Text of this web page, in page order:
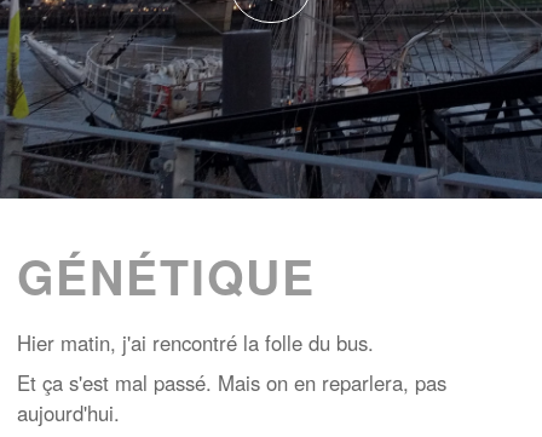
GÉNÉTIQUE
Hier matin, j'ai rencontré la folle du bus.
Et ça s'est mal passé. Mais on en reparlera, pas
aujourd'hui.